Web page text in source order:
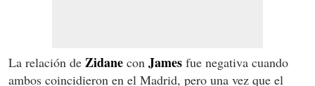
La relación de Zidane con James fue negativa cuando
ambos coincidieron en el Madrid, pero una vez que el